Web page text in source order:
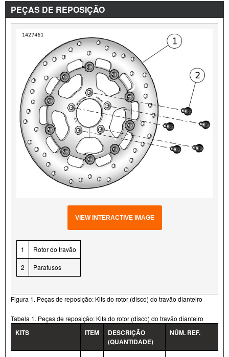
PEÇAS DE REPOSIÇÃO
VIEW INTERACTIVE IMAGE
1 Rotor do travão
2 Parafusos
Figura 1. Peças de reposição: Kits do rotor (disco) do travão dianteiro
Tabela 1. Peças de reposição: Kits do rotor (disco) do travão dianteiro
KITS ITEM
DESCRIÇÃO
(QUANTIDADE)
NÚM. REF.